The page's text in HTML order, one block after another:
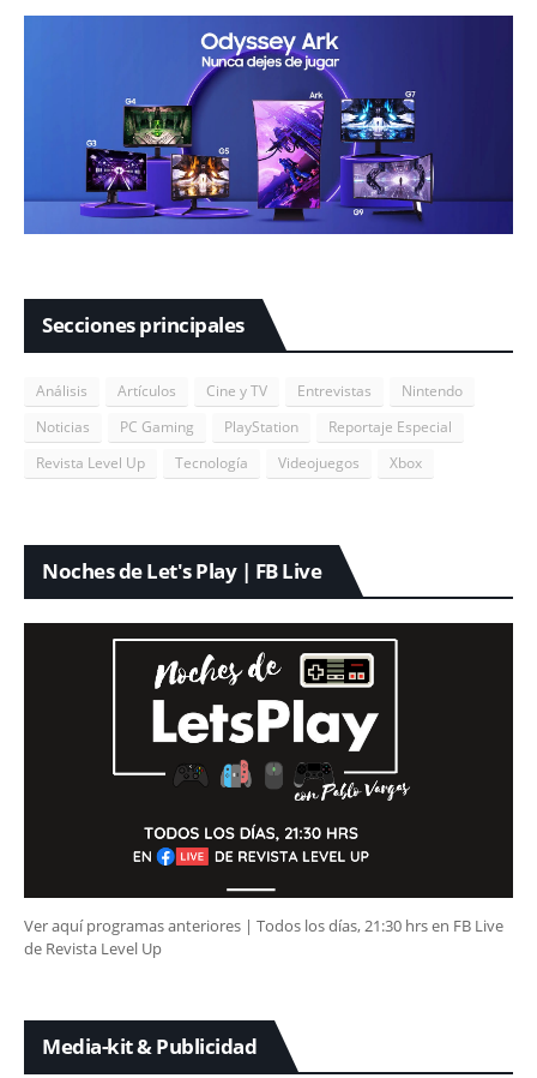
Secciones principales
Análisis Artículos Cine y TV Entrevistas
Nintendo
Noticias
PC Gaming PlayStation
Reportaje Especial
Revista Level Up
Tecnología Videojuegos Xbox
Noches de Let's Play | FB Live
Ver aquí programas anteriores | Todos los días, 21:30 hrs en FB Live
de Revista Level Up
Media-kit & Publicidad